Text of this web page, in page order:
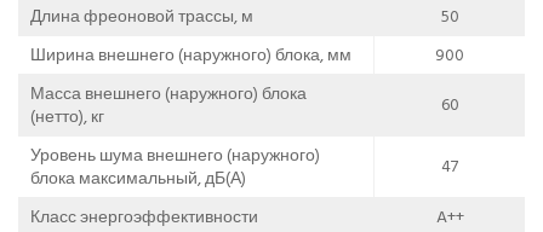
Длина фреоновой трассы, м
50
Ширина внешнего (наружного) блока, мм
900
Масса внешнего (наружного) блока
(нетто), кг
60
Уровень шума внешнего (наружного)
блока максимальный, дБ(А)
47
Класс энергоэффективности
A++